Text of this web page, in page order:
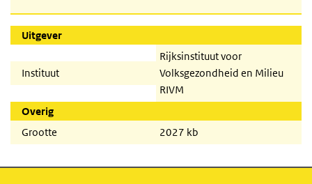
Uitgever
Instituut
Rijksinstituut voor
Volksgezondheid en Milieu
RIVM
Overig
Grootte
2027 kb